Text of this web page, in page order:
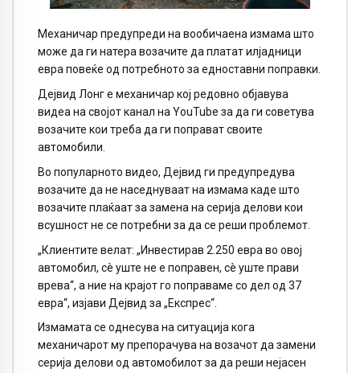
Механичар предупреди на вообичаена измама што
може да ги натера возачите да платат илјадници
евра повеќе од потребното за едноставни поправки.
Дејвид Лонг е механичар кој редовно објавува
видеа на својот канал на YouTube за да ги советува
возачите кои треба да ги поправат своите
автомобили.
Во популарното видео, Дејвид ги предупредува
возачите да не наседнуваат на измама каде што
возачите плаќаат за замена на серија делови кои
всушност не се потребни за да се реши проблемот.
„Клиентите велат: „Инвестирав 2.250 евра во овој
автомобил, сè уште не е поправен, сè уште прави
врева“, а ние на крајот го поправаме со дел од 37
евра“, изјави Дејвид за „Експрес“.
Измамата се однесува на ситуација кога
механичарот му препорачува на возачот да замени
серија делови од автомобилот за да реши нејасен